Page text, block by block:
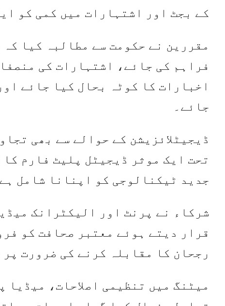
کے بجٹ اور اشتہارات میں کمی کو
مقررین نے حکومت سے مطالبہ کیا
فراہم کی جائے، اشتہارات کی
اخبارات کا کوٹہ بحال کیا جائے
جائے۔
ڈیجیٹلائزیشن کے حوالے سے بھی
تحت ایک موثر ڈیجیٹل پلیٹ فارم
جدید ٹیکنالوجی کو اپنانا شامل
شرکاء نے پرنٹ اور الیکٹرانک
قرار دیتے ہوئے معتبر صحافت کو
رجحان کا مقابلہ کرنے کی ضرورت پر
میٹنگ میں تنظیمی اصلاحات،